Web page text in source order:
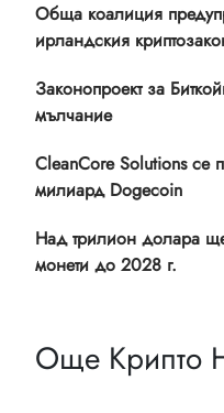
Обща коалиция
ирландския
Законопроект за
мълчание
CleanCore Solutions се
милиард Dogecoin
Над трилион долара
монети до 2028 г.
Още Крипто